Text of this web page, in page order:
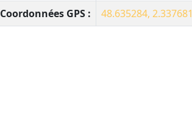
Coordonnées GPS :
48.635284, 2.337681